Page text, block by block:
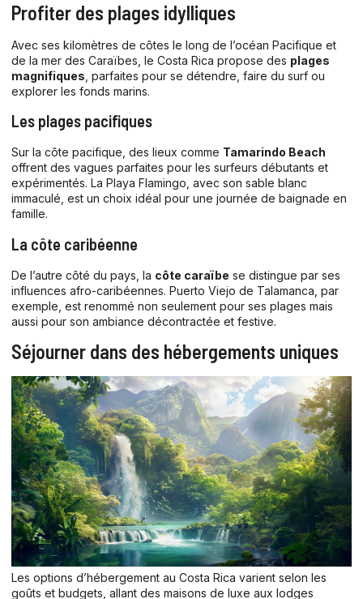
Profiter des plages idylliques
Avec ses kilomètres de côtes le long de l’océan Pacifique et
de la mer des Caraïbes, le Costa Rica propose des plages
magnifiques , parfaites pour se détendre, faire du surf ou
explorer les fonds marins.
Les plages pacifiques
Sur la côte pacifique, des lieux comme Tamarindo Beach
offrent des vagues parfaites pour les surfeurs débutants et
expérimentés. La Playa Flamingo, avec son sable blanc
immaculé, est un choix idéal pour une journée de baignade en
famille.
La côte caribéenne
De l’autre côté du pays, la côte caraïbe se distingue par ses
influences afro-caribéennes. Puerto Viejo de Talamanca, par
exemple, est renommé non seulement pour ses plages mais
aussi pour son ambiance décontractée et festive.
Séjourner dans des hébergements uniques
Les options d’hébergement au Costa Rica varient selon les
goûts et budgets, allant des maisons de luxe aux lodges